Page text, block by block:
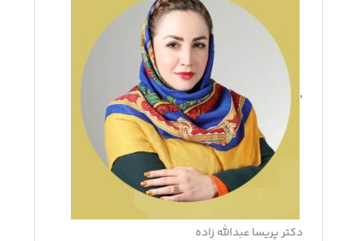
'
دکتر پریسا عبدالله زاده